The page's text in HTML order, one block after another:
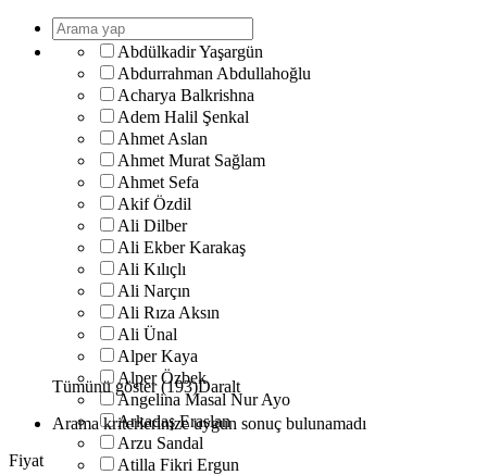
Abdülkadir Yaşargün
Abdurrahman Abdullahoğlu
Acharya Balkrishna
Adem Halil Şenkal
Ahmet Aslan
Ahmet Murat Sağlam
Ahmet Sefa
Akif Özdil
Ali Dilber
Ali Ekber Karakaş
Ali Kılıçlı
Ali Narçın
Ali Rıza Aksın
Ali Ünal
Alper Kaya
Alper Özbek
Angelina Masal Nur Ayo
Arkadaş Eraslan
Arzu Sandal
Atilla Fikri Ergun
Tümünü göster (193)Daralt
Arama kriterlerinize uygun sonuç bulunamadı
Fiyat